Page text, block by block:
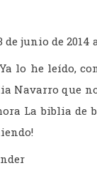
de junio de 2014
lo he leído,
Navarro que
La biblia de